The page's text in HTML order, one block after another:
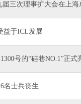
三次理事扩大会在上海
益于ICL发展
号的“硅巷NO.1”正式
名士兵丧生